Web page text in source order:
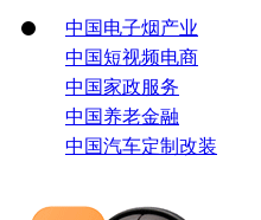
中国电子烟产业
中国短视频电商
中国家政服务
中国养老金融
中国汽车定制改装